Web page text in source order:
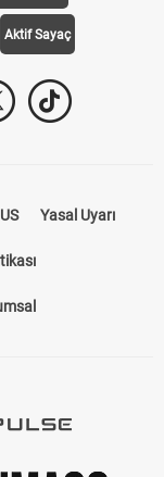
Aktif Sayaç
Yasal Uyarı